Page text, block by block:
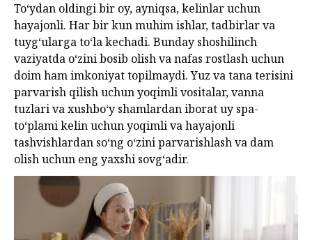
To‘ydan oldingi bir oy, ayniqsa, kelinlar uchun
hayajonli. Har bir kun muhim ishlar, tadbirlar va
tuyg‘ularga to‘la kechadi. Bunday shoshilinch
vaziyatda o‘zini bosib olish va nafas rostlash uchun
doim ham imkoniyat topilmaydi. Yuz va tana terisini
parvarish qilish uchun yoqimli vositalar, vanna
tuzlari va xushbo‘y shamlardan iborat uy spa-
to‘plami kelin uchun yoqimli va hayajonli
tashvishlardan so‘ng o‘zini parvarishlash va dam
olish uchun eng yaxshi sovg‘adir.